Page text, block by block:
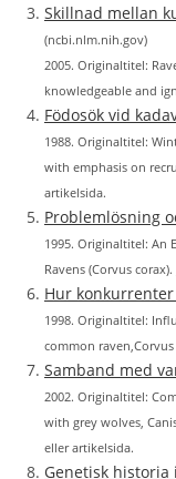
Skillnad mellan
(ncbi.nlm.nih.gov)
2005. Originaltitel:
knowledgeable and
Födosök vid
1988. Originaltitel:
with emphasis on
artikelsida.
Problemlösning
1995. Originaltitel: An
Ravens (Corvus corax).
Hur
1998. Originaltitel:
common raven,Corvus
Samband med
2002. Originaltitel:
with grey wolves,
eller artikelsida.
Genetisk historia